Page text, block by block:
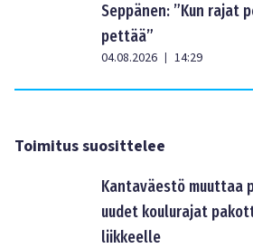
Seppänen: ”Kun rajat
pettää”
04.08.2026 | 14:29
Toimitus suosittelee
Kantaväestö muuttaa
uudet koulurajat
liikkeelle